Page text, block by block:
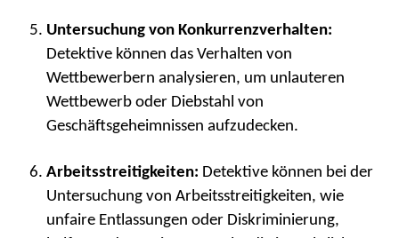
Untersuchung von Konkurrenzverhalten:
Detektive können das Verhalten von
Wettbewerbern analysieren, um unlauteren
Wettbewerb oder Diebstahl von
Geschäftsgeheimnissen aufzudecken.
Arbeitsstreitigkeiten: Detektive können bei der
Untersuchung von Arbeitsstreitigkeiten, wie
unfaire Entlassungen oder Diskriminierung,